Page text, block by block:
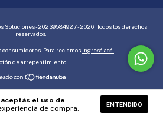
aceptás el uso de
de compra. ENTENDIDO
- 20239584927 - 2026. Todos los derechos
reservados.
consumidores. Para reclamos ingresá acá.
de arrepentimiento